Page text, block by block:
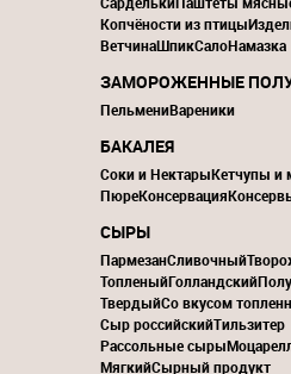
Копчёности из птицы
ВетчинаШпикСалоНамазка
ЗАМОРОЖЕННЫЕ
ПельмениВареники
БАКАЛЕЯ
Соки и НектарыКетчупы и
ПюреКонсервация
СЫРЫ
ПармезанСливочный
ТопленыйГолландский
ТвердыйСо вкусом
Сыр российскийТильзитер
Рассольные сыры
МягкийСырный продукт